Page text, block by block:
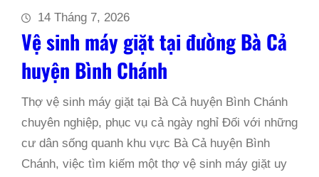
14 Tháng 7, 2026
Vệ sinh máy giặt tại đường Bà Cả
huyện Bình Chánh
Thợ vệ sinh máy giặt tại Bà Cả huyện Bình Chánh
chuyên nghiệp, phục vụ cả ngày nghỉ Đối với những
cư dân sống quanh khu vực Bà Cả huyện Bình
Chánh, việc tìm kiếm một thợ vệ sinh máy giặt uy